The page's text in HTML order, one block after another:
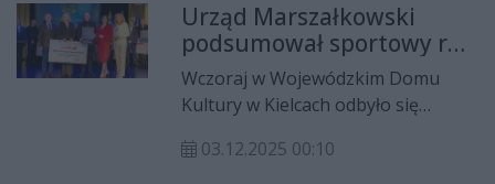
Świętokrzyskiego – II" (InPlaMed-
II). Decyzja o dofinansowaniu
została przekazana podczas
konferencji w Urzędzie
Marszałkowskim z udziałem
marszałek Renaty Janik, członków
Urząd Marszałkowski
podsumował sportowy rok
w regionie
Wczoraj w Wojewódzkim Domu
Kultury w Kielcach odbyło się
2025. Organizatorem Gali był Urząd
03.12.2025 00:10